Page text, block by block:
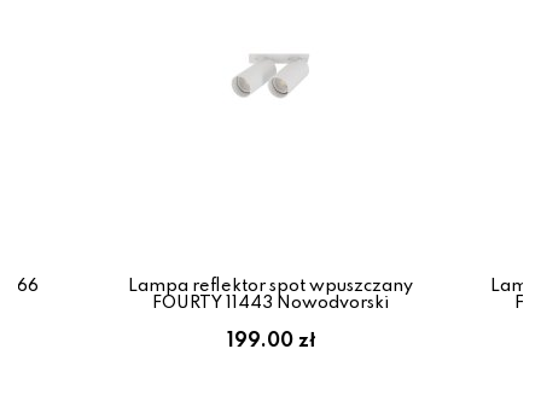
Lampa reflektor spot wpuszczany
FOURTY 11443 Nowodvorski
199.00 zł